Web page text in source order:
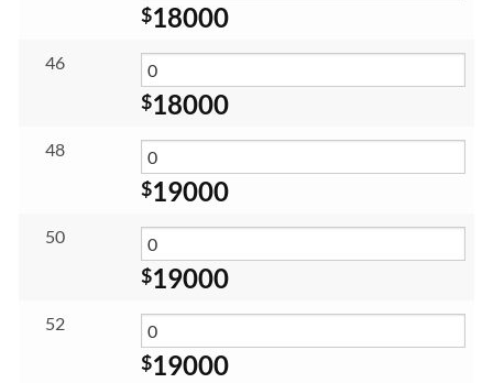
$18000
46
$18000
48
$19000
50
$19000
52
$19000